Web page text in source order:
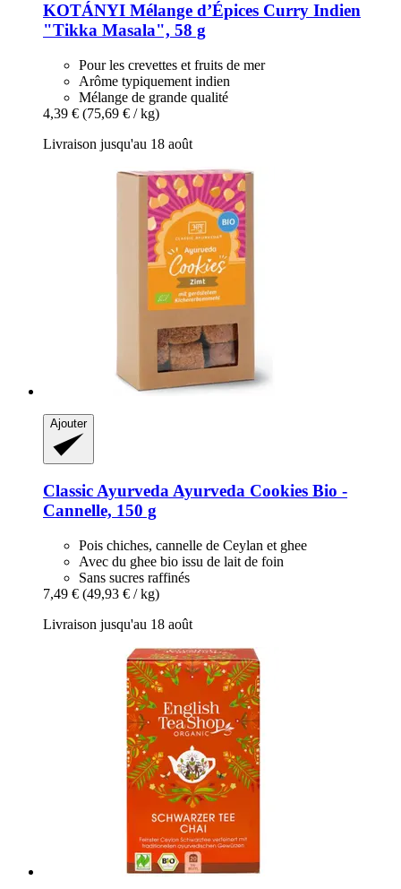
KOTÁNYI Mélange d’Épices Curry Indien
"Tikka Masala", 58 g
Pour les crevettes et fruits de mer
Arôme typiquement indien
Mélange de grande qualité
4,39 € (75,69 € / kg)
Livraison jusqu'au 18 août
Ajouter
Classic Ayurveda Ayurveda Cookies Bio -​
Cannelle, 150 g
Pois chiches, cannelle de Ceylan et ghee
Avec du ghee bio issu de lait de foin
Sans sucres raffinés
7,49 € (49,93 € / kg)
Livraison jusqu'au 18 août